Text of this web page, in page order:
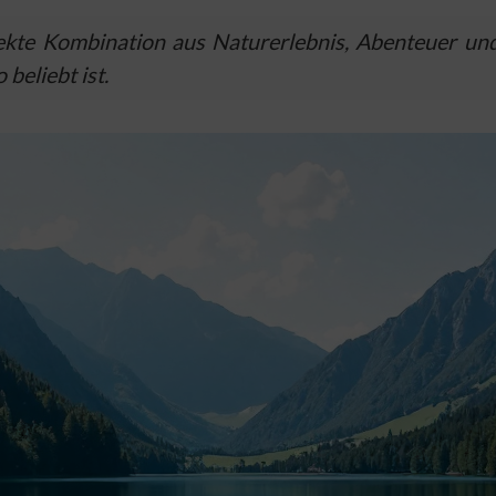
Kombination aus Naturerlebnis, Abenteuer
beliebt ist.